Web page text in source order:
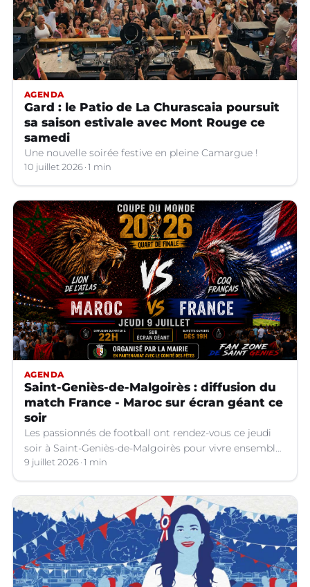
AGENDA
Gard : le Patio de La Churascaia poursuit
sa saison estivale avec Mont Rouge ce
samedi
Une nouvelle soirée festive en pleine Camargue !
10 juillet 2026 1 min
AGENDA
Saint-Geniès-de-Malgoirès : diffusion du
match France - Maroc sur écran géant ce
soir
Les passionnés de football ont rendez-vous ce jeudi
soir à Saint-Geniès-de-Malgoirès pour vivre ensemble
l'un des temps forts de la Coupe du Monde 2026.
9 juillet 2026 1 min